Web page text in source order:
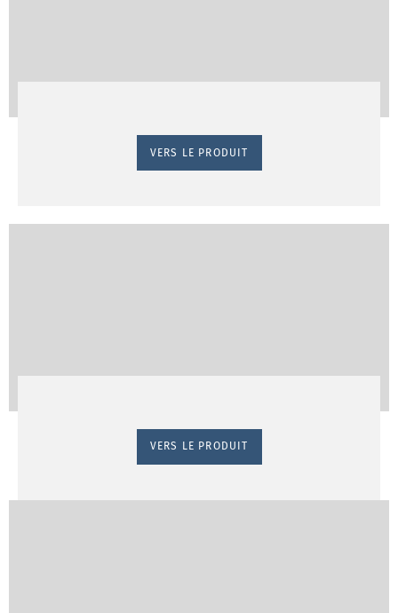
VERS LE PRODUIT
VERS LE PRODUIT